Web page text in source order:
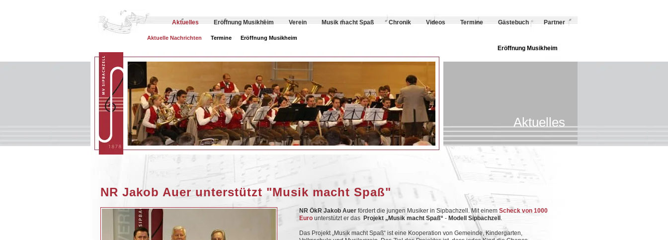
Aktuelles Eröffnung Musikheim Verein Musik macht Spaß Chronik Videos Termine Gästebuch Partner
Aktuelle Nachrichten Termine Eröffnung Musikheim
Eröffnung Musikheim
Aktuelles
NR Jakob Auer unterstützt "Musik macht Spaß"
NR ÖkR Jakob Auer fördert die jungen Musiker in Sipbachzell. Mit einem Scheck von 1000
Euro unterstützt er das Projekt „Musik macht Spaß“ - Modell Sipbachzell .
Das Projekt „Musik macht Spaß“ ist eine Kooperation von Gemeinde, Kindergarten,